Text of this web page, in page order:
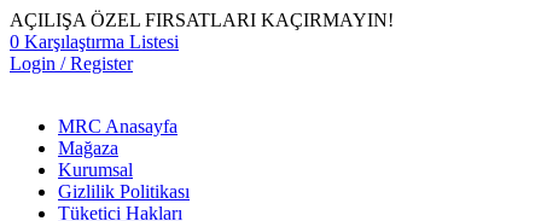
AÇILIŞA ÖZEL FIRSATLARI KAÇIRMAYIN!
0 Karşılaştırma Listesi
Login / Register
MRC Anasayfa
Mağaza
Kurumsal
Gizlilik Politikası
Tüketici Hakları